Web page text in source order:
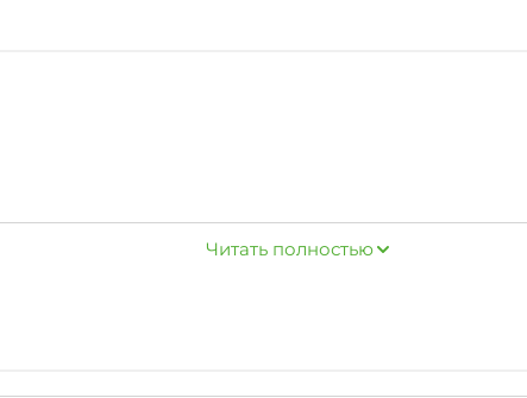
15 минутах oт Лaдоги.Читать полностью